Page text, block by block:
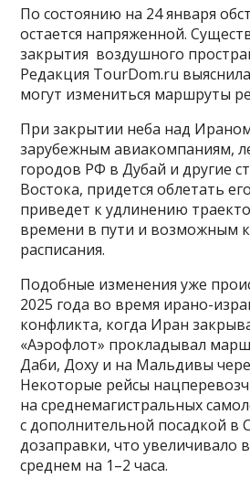
По состоянию на 24 января
остается напряженной.
закрытия воздушного
Редакция TourDom.ru
могут измениться маршруты
При закрытии неба над
зарубежным авиакомпаниям,
городов РФ в Дубай и другие
Востока, придется облетать
приведет к удлинению
времени в пути и возможным
расписания.
Подобные изменения уже
2025 года во время ирано-
конфликта, когда Иран
«Аэрофлот» прокладывал
Даби, Доху и на Мальдивы
Некоторые рейсы
на среднемагистральных
с дополнительной посадкой в
дозаправки, что увеличивало
среднем на 1–2 часа.